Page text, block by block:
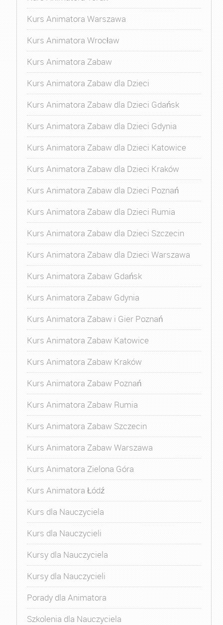
Kurs Animatora Warszawa
Kurs Animatora Wrocław
Kurs Animatora Zabaw
Kurs Animatora Zabaw dla Dzieci
Kurs Animatora Zabaw dla Dzieci Gdańsk
Kurs Animatora Zabaw dla Dzieci Gdynia
Kurs Animatora Zabaw dla Dzieci Katowice
Kurs Animatora Zabaw dla Dzieci Kraków
Kurs Animatora Zabaw dla Dzieci Poznań
Kurs Animatora Zabaw dla Dzieci Rumia
Kurs Animatora Zabaw dla Dzieci Szczecin
Kurs Animatora Zabaw dla Dzieci Warszawa
Kurs Animatora Zabaw Gdańsk
Kurs Animatora Zabaw Gdynia
Kurs Animatora Zabaw i Gier Poznań
Kurs Animatora Zabaw Katowice
Kurs Animatora Zabaw Kraków
Kurs Animatora Zabaw Poznań
Kurs Animatora Zabaw Rumia
Kurs Animatora Zabaw Szczecin
Kurs Animatora Zabaw Warszawa
Kurs Animatora Zielona Góra
Kurs Animatora Łódź
Kurs dla Nauczyciela
Kurs dla Nauczycieli
Kursy dla Nauczyciela
Kursy dla Nauczycieli
Porady dla Animatora
Szkolenia dla Nauczyciela